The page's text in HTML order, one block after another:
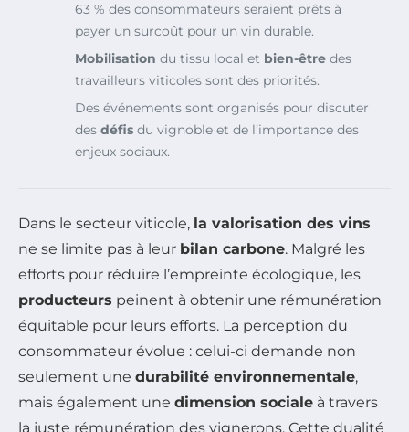
63 % des consommateurs seraient prêts à
payer un surcoût pour un vin durable.
Mobilisation du tissu local et bien-être des
travailleurs viticoles sont des priorités.
Des événements sont organisés pour discuter
des défis du vignoble et de l’importance des
enjeux sociaux.
Dans le secteur viticole, la valorisation des vins
ne se limite pas à leur bilan carbone. Malgré les
efforts pour réduire l’empreinte écologique, les
producteurs peinent à obtenir une rémunération
équitable pour leurs efforts. La perception du
consommateur évolue : celui-ci demande non
seulement une durabilité environnementale,
mais également une dimension sociale à travers
la juste rémunération des vignerons. Cette dualité